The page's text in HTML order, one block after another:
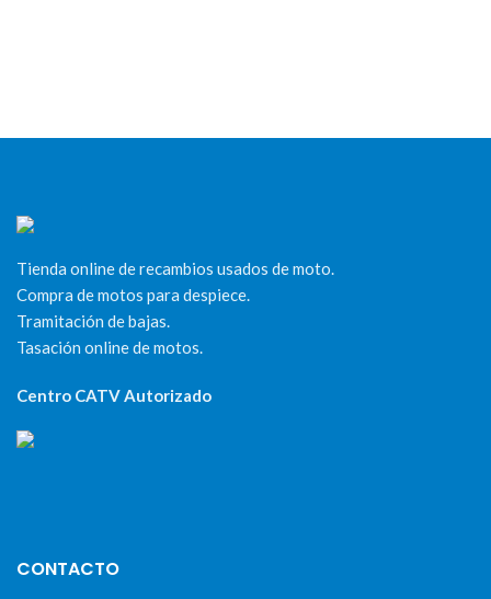
Tienda online de recambios usados de moto.
Compra de motos para despiece.
Tramitación de bajas.
Tasación online de motos.
Centro CATV Autorizado
CONTACTO